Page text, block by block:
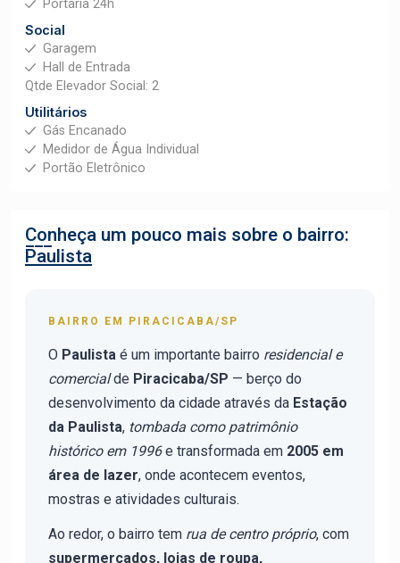
Portaria 24h
Social
Garagem
Hall de Entrada
Qtde Elevador Social: 2
Utilitários
Gás Encanado
Medidor de Água Individual
Portão Eletrônico
Conheça um pouco mais sobre o bairro:
Paulista
BAIRRO EM PIRACICABA/SP
O Paulista é um importante bairro residencial e
comercialde Piracicaba/SP — berço do
desenvolvimento da cidade através da Estação
da Paulista, tombada como patrimônio
histórico em 1996e transformada em 2005 em
área de lazer, onde acontecem eventos,
mostras e atividades culturais.
Ao redor, o bairro tem rua de centro próprio, com
supermercados, lojas de roupa,